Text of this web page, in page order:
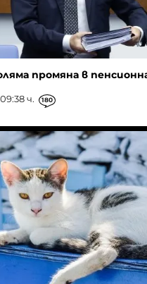
промяна в
ч. 180